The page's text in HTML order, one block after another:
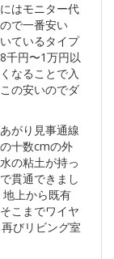
はモニター代
で一番安い
ているタイプ
千円〜1万円以
なることで入
の安いのでダ
がり見事通線
十数cmの外
の粘土が持っ
貫通できまし
上から既有
こまでワイヤ
びリビング室